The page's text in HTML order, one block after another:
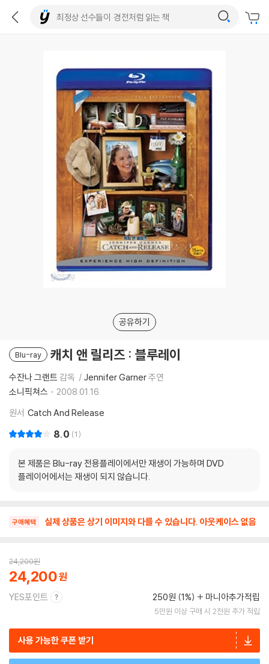
공유하기
Blu-ray 캐치 앤 릴리즈 : 블루레이
수잔나 그랜트 감독 Jennifer Garner주연
소니픽쳐스
2008.01.16.
원서 Catch And Release
8.0 1
본 제품은 Blu-ray 전용플레이에서만 재생이 가능하며 DVD
플레이어에서는 재생이 되지 않습니다.
구매혜택 실제 상품은 상기 이미지와 다를 수 있습니다. 아웃케이스 없음
24,200원
24,200
YES포인트 250원 (1%) 마니아추가적립
5만원 이상 구매 시 2천원 추가 적립
사용 가능한 쿠폰 받기